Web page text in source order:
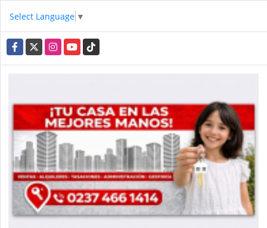
Select Language ▼
Facebook
X InstagramYouTubeTikTok